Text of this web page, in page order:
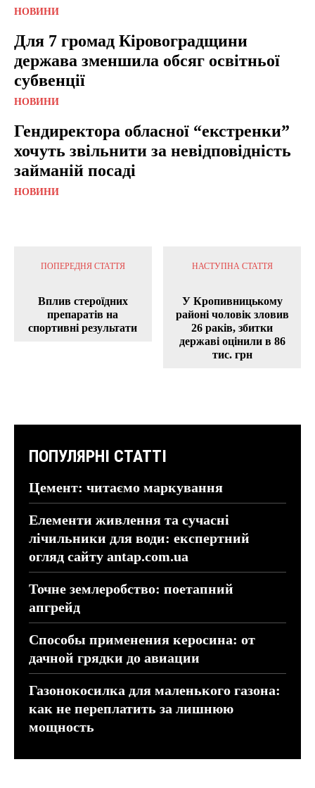
НОВИНИ
Для 7 громад Кіровоградщини
держава зменшила обсяг освітньої
субвенції
НОВИНИ
Гендиректора обласної “екстренки”
хочуть звільнити за невідповідність
займаній посаді
НОВИНИ
ПОПЕРЕДНЯ СТАТТЯ
Вплив стероїдних
препаратів на
спортивні результати
НАСТУПНА СТАТТЯ
У Кропивницькому
районі чоловік зловив
26 раків, збитки
державі оцінили в 86
тис. грн
ПОПУЛЯРНІ СТАТТІ
Цемент: читаємо маркування
Елементи живлення та сучасні
лічильники для води: експертний
огляд сайту antap.com.ua
Точне землеробство: поетапний
апгрейд
Способы применения керосина: от
дачной грядки до авиации
Газонокосилка для маленького газона:
как не переплатить за лишнюю
мощность